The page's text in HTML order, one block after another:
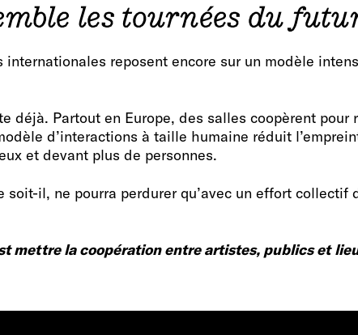
les tournées du
internationales reposent encore sur un modèle
déjà. Partout en Europe, des salles coopèrent
d’interactions à taille humaine réduit
et devant plus de personnes.
soit-il, ne pourra perdurer qu’avec un effort
mettre la coopération entre artistes, publics et